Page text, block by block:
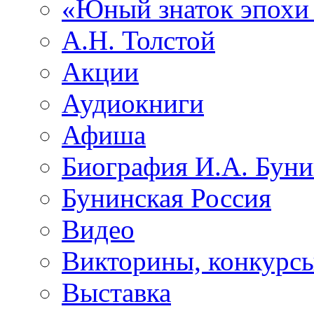
«Юный знаток
А.Н. Толстой
Акции
Аудиокниги
Афиша
Биография И.А.
Бунинская Россия
Видео
Викторины,
Выставка